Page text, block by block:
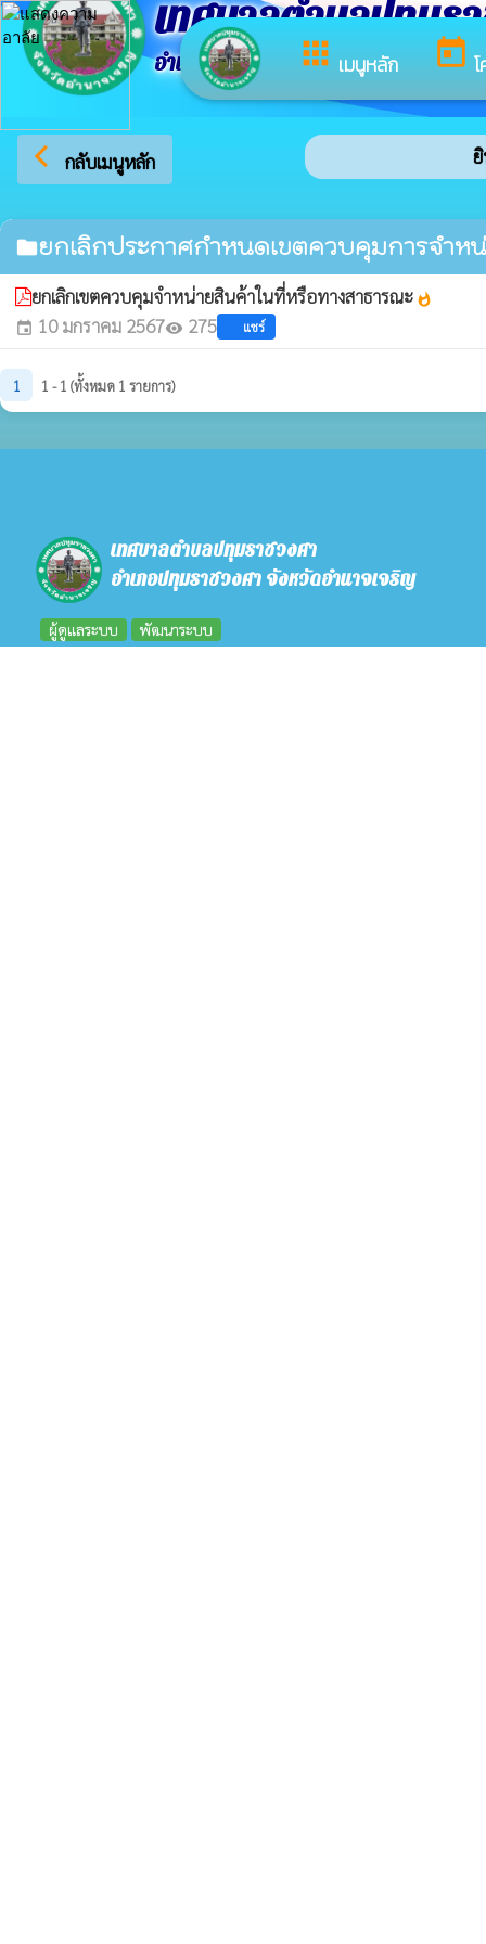
apps เมนูหลัก today
เทศบาลตำบลปทุมร
อำเภอปทุมราชวงศา จังหวัดอำนาจเจริญ
arrow_back_ios กลับเมนูหลัก
folderยกเลิกประกาศกำหนดเขตควบคุมการจำห
ยกเลิกเขตควบคุมจำหน่ายสินค้าในที่หรือทางสาธารณะ whatshot
event 10 มกราคม 2567visibility 275 แชร์
1 1 - 1 (ทั้งหมด 1 รายการ)
เทศบาลตำบลปทุมราชวงศา
อำเภอปทุมราชวงศา จังหวัดอำนาจเจริญ
ผู้ดูแลระบบ พัฒนาระบบ